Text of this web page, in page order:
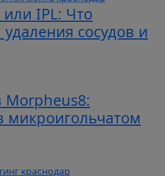
IPL: Что
сосудов и
Morpheus8:
микроигольчатом